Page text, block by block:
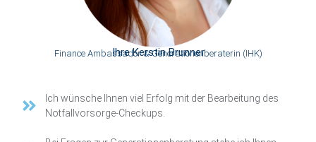
Ihre Kerstin Brunner
Finance Ambassador & Generationenberaterin (IHK)
Ich wünsche Ihnen viel Erfolg mit der Bearbeitung des
Notfallvorsorge-Checkups.